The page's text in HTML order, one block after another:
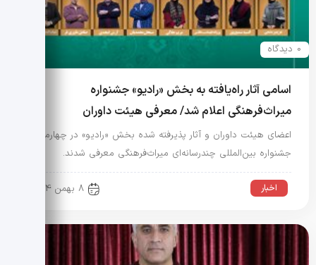
0 دیدگاه
اسامی آثار راه‌یافته به بخش «رادیو» جشنواره
میراث‌فرهنگی اعلام شد/ معرفی هیئت داوران
اعضای هیئت داوران و آثار پذیرفته شده بخش «رادیو» در چهارمین
جشنواره بین‌المللی چندرسانه‌ای میراث‌فرهنگی معرفی شدند.
اخبار 8 بهمن 1404